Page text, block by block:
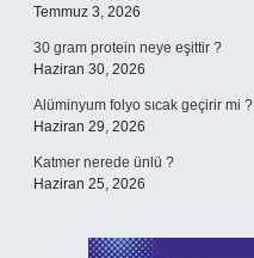
Temmuz 3, 2026
30 gram protein neye eşittir ?
Haziran 30, 2026
Alüminyum folyo sıcak geçirir mi ?
Haziran 29, 2026
Katmer nerede ünlü ?
Haziran 25, 2026